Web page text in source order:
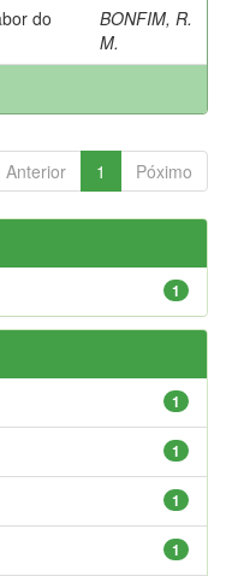
do
BONFIM, R.
M.
Anterior 1 Póximo
1
1
1
1
1